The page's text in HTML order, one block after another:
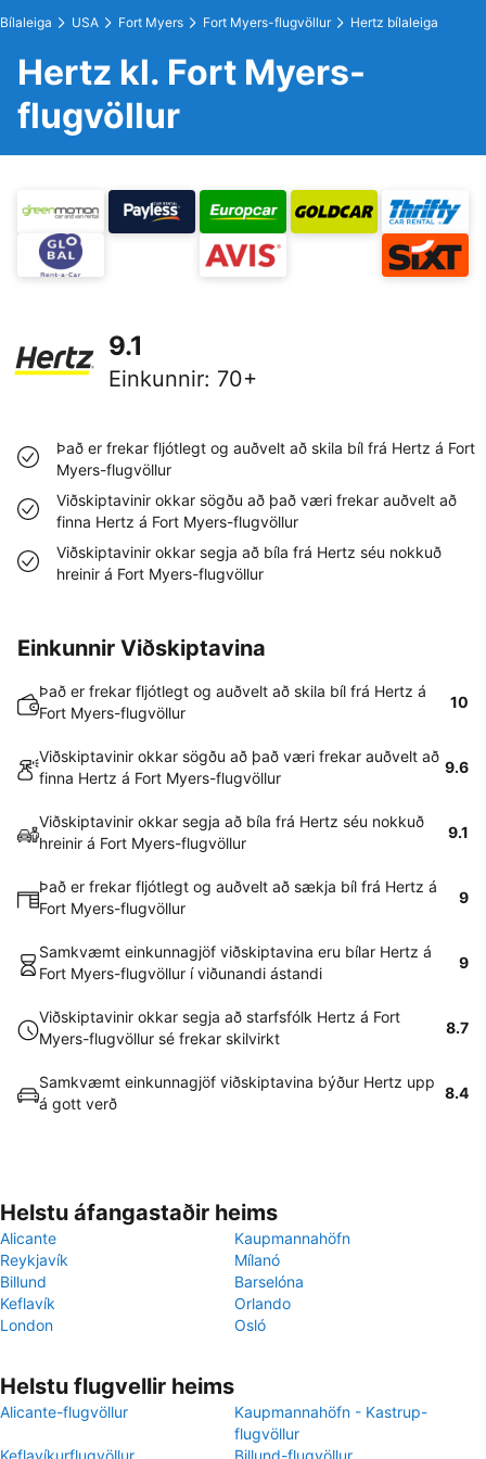
Bílaleiga USA Fort Myers Fort Myers-flugvöllur Hertz bílaleiga
Hertz kl. Fort Myers-
flugvöllur
9.1
Einkunnir: 70+
Það er frekar fljótlegt og auðvelt að skila bíl frá Hertz á Fort
Myers-flugvöllur
Viðskiptavinir okkar sögðu að það væri frekar auðvelt að
finna Hertz á Fort Myers-flugvöllur
Viðskiptavinir okkar segja að bíla frá Hertz séu nokkuð
hreinir á Fort Myers-flugvöllur
Einkunnir Viðskiptavina
Það er frekar fljótlegt og auðvelt að skila bíl frá Hertz á
Fort Myers-flugvöllur
10
Viðskiptavinir okkar sögðu að það væri frekar auðvelt að
finna Hertz á Fort Myers-flugvöllur
9.6
Viðskiptavinir okkar segja að bíla frá Hertz séu nokkuð
hreinir á Fort Myers-flugvöllur
9.1
Það er frekar fljótlegt og auðvelt að sækja bíl frá Hertz á
Fort Myers-flugvöllur
9
Samkvæmt einkunnagjöf viðskiptavina eru bílar Hertz á
Fort Myers-flugvöllur í viðunandi ástandi
9
Viðskiptavinir okkar segja að starfsfólk Hertz á Fort
Myers-flugvöllur sé frekar skilvirkt
8.7
Samkvæmt einkunnagjöf viðskiptavina býður Hertz upp
á gott verð
8.4
Helstu áfangastaðir heims
Alicante
Kaupmannahöfn
Reykjavík
Mílanó
Billund
Barselóna
Keflavík
Orlando
London
Osló
Helstu flugvellir heims
Alicante-flugvöllur
Kaupmannahöfn - Kastrup-
flugvöllur
Keflavíkurflugvöllur
Billund-flugvöllur